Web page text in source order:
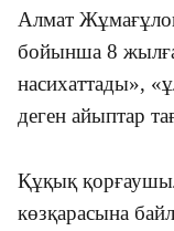
Алмат
бойынша 8 жылға
насихаттады»,
деген айыптар
Құқық
көзқарасына